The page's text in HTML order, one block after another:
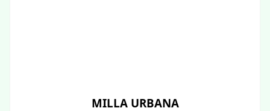
MILLA URBANA